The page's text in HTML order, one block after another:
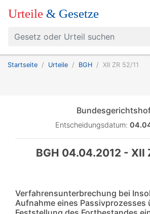
Urteile & Gesetze
Startseite Urteile BGH XII ZR 52/11
Entscheidungsdatum:
BGH 04.04.2012 - XII
Verfahrensunterbrechung bei
Aufnahme eines Passivprozesses